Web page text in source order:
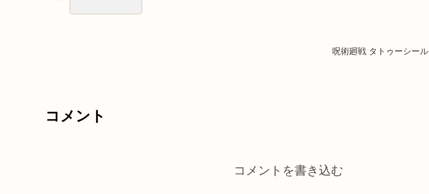
呪術廻戦 タトゥーシール
コメント
コメントを書き込む